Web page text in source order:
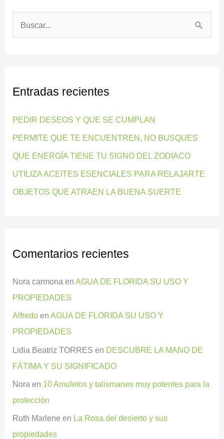
a
p
o
r
:
Entradas recientes
PEDIR DESEOS Y QUE SE CUMPLAN
PERMITE QUE TE ENCUENTREN, NO BUSQUES
QUE ENERGÍA TIENE TU SIGNO DEL ZODIACO
UTILIZA ACEITES ESENCIALES PARA RELAJARTE
OBJETOS QUE ATRAEN LA BUENA SUERTE
Comentarios recientes
Nora carmona enAGUA DE FLORIDA SU USO Y
PROPIEDADES
Alfredo enAGUA DE FLORIDA SU USO Y
PROPIEDADES
Lidia Beatriz TORRES en DESCUBRE LA MANO DE
FÁTIMA Y SU SIGNIFICADO
Nora en 10 Amuletos y talismanes muy potentes para la
protección
Ruth Marlene en La Rosa del desierto y sus
propiedades